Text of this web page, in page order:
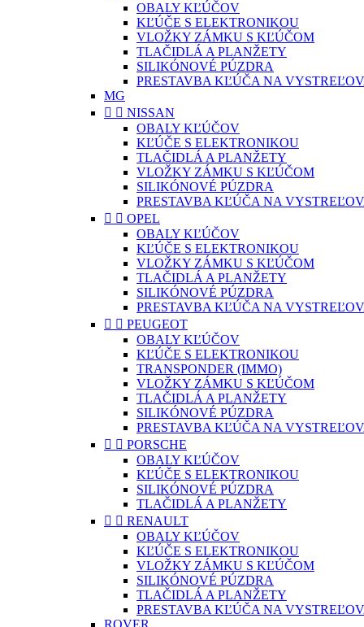
OBALY KĽÚČOV
KĽÚČE S ELEKTRONIKOU
VLOŽKY ZÁMKU S KĽÚČOM
TLAČIDLÁ A PLANŽETY
SILIKÓNOVÉ PÚZDRA
PRESTAVBA KĽÚČA NA
MG
  NISSAN
OBALY KĽÚČOV
KĽÚČE S ELEKTRONIKOU
TLAČIDLÁ A PLANŽETY
VLOŽKY ZÁMKU S KĽÚČOM
SILIKÓNOVÉ PÚZDRA
PRESTAVBA KĽÚČA NA
  OPEL
OBALY KĽÚČOV
KĽÚČE S ELEKTRONIKOU
VLOŽKY ZÁMKU S KĽÚČOM
TLAČIDLÁ A PLANŽETY
SILIKÓNOVÉ PÚZDRA
PRESTAVBA KĽÚČA NA
  PEUGEOT
OBALY KĽÚČOV
KĽÚČE S ELEKTRONIKOU
TRANSPONDER (IMMO)
VLOŽKY ZÁMKU S KĽÚČOM
TLAČIDLÁ A PLANŽETY
SILIKÓNOVÉ PÚZDRA
PRESTAVBA KĽÚČA NA
  PORSCHE
OBALY KĽÚČOV
KĽÚČE S ELEKTRONIKOU
SILIKÓNOVÉ PÚZDRA
TLAČIDLÁ A PLANŽETY
  RENAULT
OBALY KĽÚČOV
KĽÚČE S ELEKTRONIKOU
VLOŽKY ZÁMKU S KĽÚČOM
SILIKÓNOVÉ PÚZDRA
TLAČIDLÁ A PLANŽETY
PRESTAVBA KĽÚČA NA
ROVER